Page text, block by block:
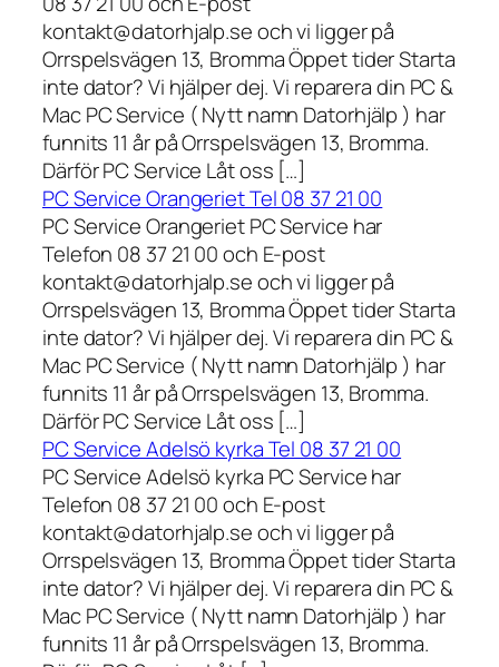
kontakt@datorhjalp.se och vi ligger på
Orrspelsvägen 13, Bromma Öppet tider Starta
inte dator? Vi hjälper dej. Vi reparera din PC &
Mac PC Service ( Nytt namn Datorhjälp ) har
funnits 11 år på Orrspelsvägen 13, Bromma.
Därför PC Service Låt oss […]
PC Service Orangeriet Tel 08 37 21 00
PC Service Orangeriet PC Service har
Telefon 08 37 21 00 och E-post
kontakt@datorhjalp.se och vi ligger på
Orrspelsvägen 13, Bromma Öppet tider Starta
inte dator? Vi hjälper dej. Vi reparera din PC &
Mac PC Service ( Nytt namn Datorhjälp ) har
funnits 11 år på Orrspelsvägen 13, Bromma.
Därför PC Service Låt oss […]
PC Service Adelsö kyrka Tel 08 37 21 00
PC Service Adelsö kyrka PC Service har
Telefon 08 37 21 00 och E-post
kontakt@datorhjalp.se och vi ligger på
Orrspelsvägen 13, Bromma Öppet tider Starta
inte dator? Vi hjälper dej. Vi reparera din PC &
Mac PC Service ( Nytt namn Datorhjälp ) har
funnits 11 år på Orrspelsvägen 13, Bromma.